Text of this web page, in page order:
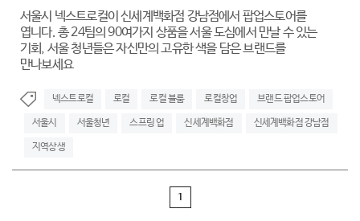
서울시 넥스트로컬이 신세계백화점 강남점에서 팝업스토어를
엽니다. 총 24팀의 90여가지 상품을 서울 도심에서 만날 수 있는
기회, 서울 청년들은 자신만의 고유한 색을 담은 브랜드를
만나보세요
넥스트로컬 로컬 로컬 블룸 로컬창업 브랜드 팝업스토어
서울시 서울청년 스프링 업 신세계백화점 신세계백화점 강남점
지역상생
1